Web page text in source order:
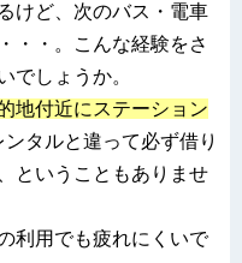
けど、次のバス・電車
・・。こんな経験をさ
でしょうか。
地付近にステーション
ンタルと違って必ず借り
ということもありませ
利用でも疲れにくいで